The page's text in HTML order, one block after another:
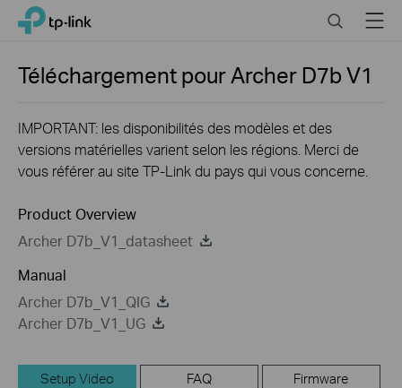
Click
the
navigation
TP-Link, Reliably Smart SearchMenu
Téléchargement pourArcher D7bV1
IMPORTANT: les disponibilités des modèles et des
versions matérielles varient selon les régions. Merci de
vous référer au site TP-Link du pays qui vous concerne.
Product Overview
Archer D7b_V1_datasheet
Manual
Archer D7b_V1_QIG
Archer D7b_V1_UG
Setup Video FAQ Firmware